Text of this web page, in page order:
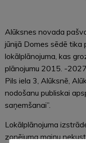
Alūksnes novada
jūnijā Domes sēdē tika
lokālplānojuma, kas
plānojumu 2015. -
Pils iela 3, Alūksnē,
nodošanu publiskai
saņemšanai”.
Lokālplānojuma
zonējuma maiņu